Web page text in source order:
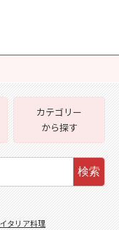
カテゴリー
から探す
検索
イタリア料理